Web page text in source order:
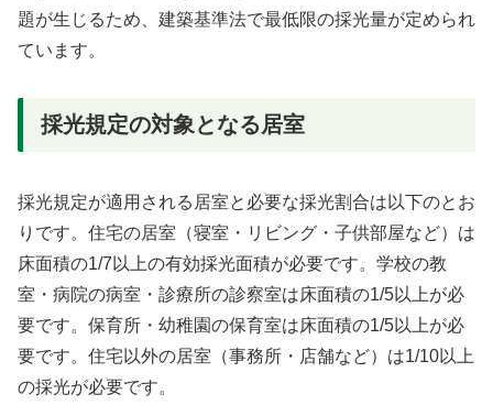
題が生じるため、建築基準法で最低限の採光量が定められ
ています。
採光規定の対象となる居室
採光規定が適用される居室と必要な採光割合は以下のとお
りです。住宅の居室（寝室・リビング・子供部屋など）は
床面積の1/7以上の有効採光面積が必要です。学校の教
室・病院の病室・診療所の診察室は床面積の1/5以上が必
要です。保育所・幼稚園の保育室は床面積の1/5以上が必
要です。住宅以外の居室（事務所・店舗など）は1/10以上
の採光が必要です。